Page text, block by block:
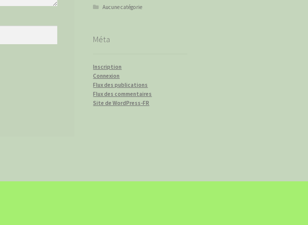
Aucune catégorie
Méta
Inscription
Connexion
Flux des publications
Flux des commentaires
Site de WordPress-FR